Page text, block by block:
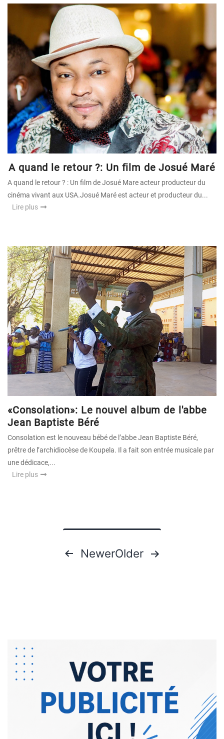
A quand le retour ?: Un film de Josué Maré
A quand le retour ? : Un film de Josué Mare acteur producteur du
cinéma vivant aux USA.Josué Maré est acteur et producteur du...
Lire plus
«Consolation»: Le nouvel album de l'abbe
Jean Baptiste Béré
Consolation est le nouveau bébé de l’abbe Jean Baptiste Béré,
prêtre de l’archidiocèse de Koupela. Il a fait son entrée musicale par
une dédicace,...
Lire plus
Pagination
NewerOlder